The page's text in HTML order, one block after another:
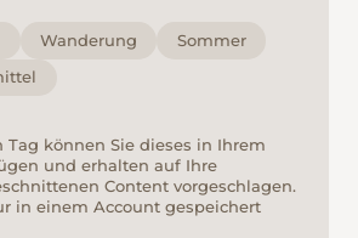
Wanderung
Sommer
Tag können Sie dieses in Ihrem
und erhalten auf Ihre
Content vorgeschlagen.
in einem Account gespeichert